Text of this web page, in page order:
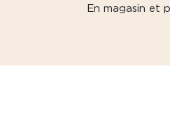
En magasin et